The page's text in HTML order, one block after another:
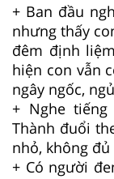
+ Ban đầu
nhưng thấy
đêm định
hiện con vẫn
ngây ngốc,
+ Nghe
Thành đuổi
nhỏ, không
+ Có người